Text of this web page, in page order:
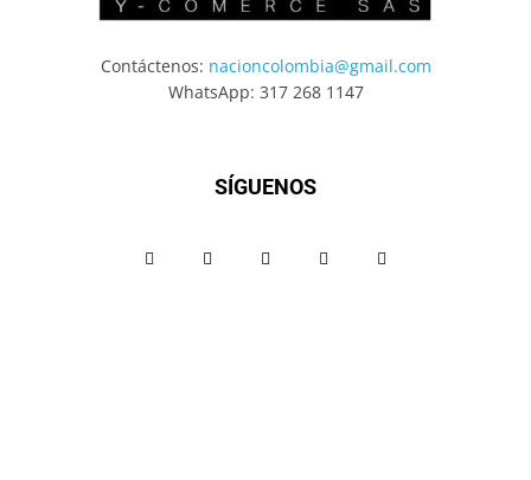
Contáctenos: nacioncolombia@gmail.com
WhatsApp: 317 268 1147
SÍGUENOS